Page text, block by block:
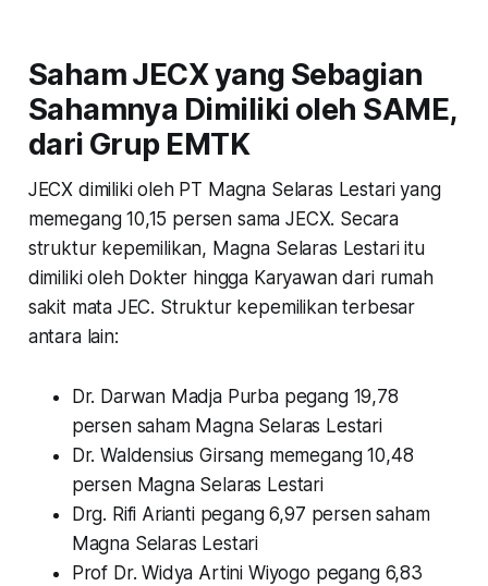
Saham JECX yang Sebagian
Sahamnya Dimiliki oleh SAME,
dari Grup EMTK
JECX dimiliki oleh PT Magna Selaras Lestari yang
memegang 10,15 persen sama JECX. Secara
struktur kepemilikan, Magna Selaras Lestari itu
dimiliki oleh Dokter hingga Karyawan dari rumah
sakit mata JEC. Struktur kepemilikan terbesar
antara lain:
Dr. Darwan Madja Purba pegang 19,78
persen saham Magna Selaras Lestari
Dr. Waldensius Girsang memegang 10,48
persen Magna Selaras Lestari
Drg. Rifi Arianti pegang 6,97 persen saham
Magna Selaras Lestari
Prof Dr. Widya Artini Wiyogo pegang 6,83